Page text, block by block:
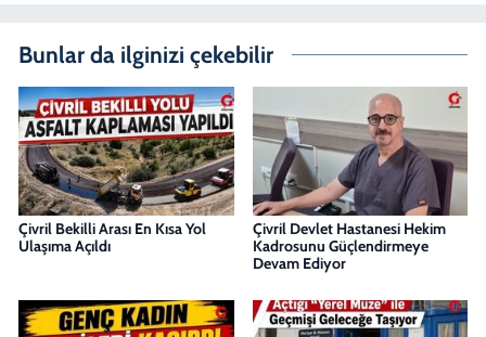
Bunlar da ilginizi çekebilir
Çivril Bekilli Arası En Kısa Yol
Ulaşıma Açıldı
Çivril Devlet Hastanesi Hekim
Kadrosunu Güçlendirmeye
Devam Ediyor